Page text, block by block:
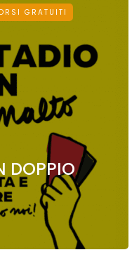
GRATUITI
DOPPIO